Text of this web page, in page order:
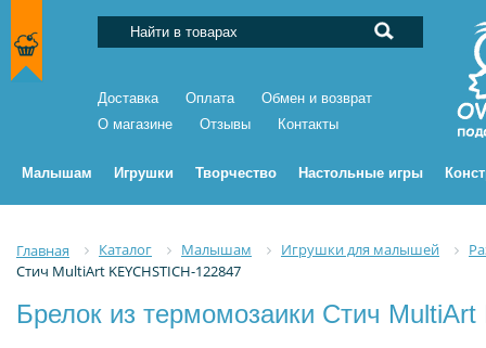
Доставка Оплата
Обмен и возврат
О магазине
Отзывы Контакты
Малышам Игрушки Творчество Настольные игры
Главная Каталог Малышам Игрушки для малышей
Стич MultiArt KEYCHSTICH-122847
Брелок из термомозаики Стич